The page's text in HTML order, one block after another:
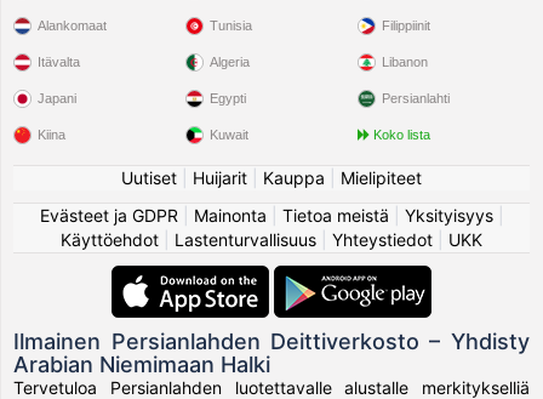
Alankomaat
Itävalta
Japani
Kiina
Tunisia
Algeria
Egypti
Kuwait
Filippiinit
Libanon
Persianlahti
Koko lista
Uutiset Huijarit Kauppa
Mielipiteet
Evästeet ja GDPR
Mainonta Tietoa meistä Yksityisyys|
Käyttöehdot
Lastenturvallisuus Yhteystiedot UKK
Ilmainen Persianlahden Deittiverkosto – Yhdisty
Arabian Niemimaan Halki
Tervetuloa Persianlahden luotettavalle alustalle merkitykselliä